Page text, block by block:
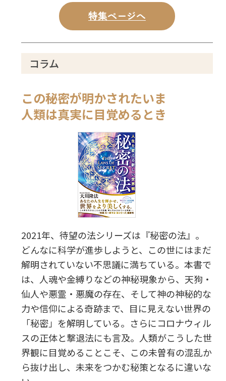
特集ページへ
コラム
この秘密が明かされたいま
人類は真実に目覚めるとき
2021年、待望の法シリーズは『秘密の法』。
どんなに科学が進歩しようと、この世にはまだ
解明されていない不思議に満ちている。本書で
は、人魂や金縛りなどの神秘現象から、天狗・
仙人や悪霊・悪魔の存在、そして神の神秘的な
力や信仰による奇跡まで、目に見えない世界の
「秘密」を解明している。さらにコロナウィル
スの正体と撃退法にも言及。人類がこうした世
界観に目覚めることこそ、この未曽有の混乱か
ら抜け出し、未来をつかむ秘策となるに違いな